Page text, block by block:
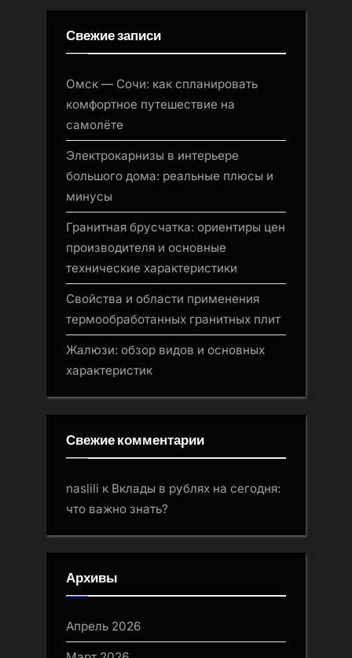
Свежие записи
Омск — Сочи: как спланировать
комфортное путешествие на
самолёте
Электрокарнизы в интерьере
большого дома: реальные плюсы и
минусы
Гранитная брусчатка: ориентиры цен
производителя и основные
технические характеристики
Свойства и области применения
термообработанных гранитных плит
Жалюзи: обзор видов и основных
характеристик
Свежие комментарии
naslili к Вклады в рублях на сегодня:
что важно знать?
Архивы
Апрель 2026